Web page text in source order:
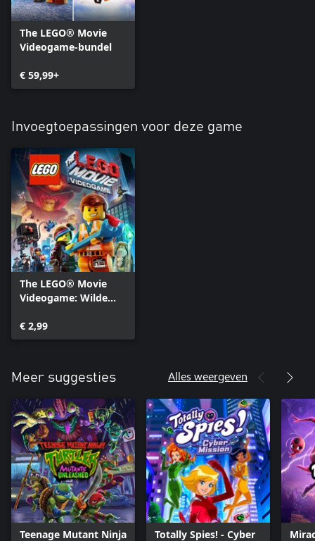
The LEGO® Movie
Videogame-bundel
€ 59,99+
Invoegtoepassingen voor deze game
The LEGO® Movie
Videogame: Wilde
€ 2,99
Meer suggesties Alles weergeven
Teenage Mutant Ninja Totally Spies! - Cyber